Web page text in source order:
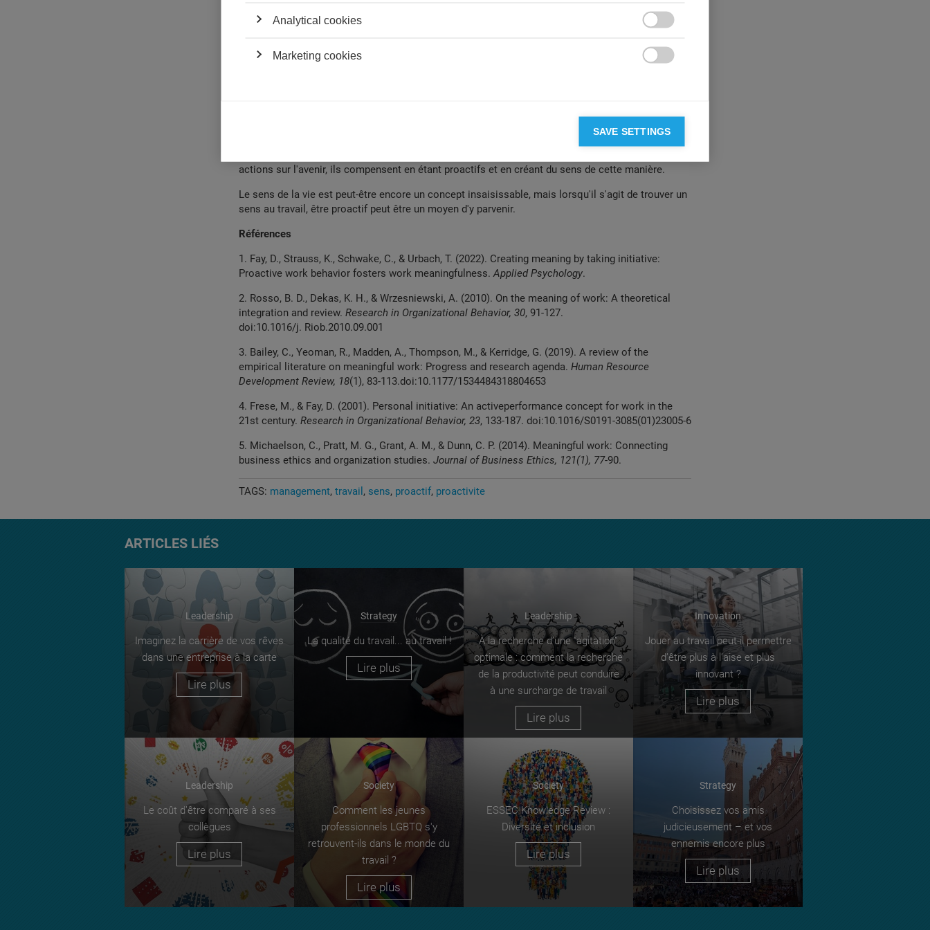
. Au lieu de cela, les managers peuvent encourager les employés à prendre des initiatives et
être réceptifs lorsqu'ils le font.
Être proactif au travail peut donner plus de sens à son travail, même si être proactif n'est pas
sans effets négatifs sur le bien-être. Cela dit, les effets positifs de l'infusion de sens dans le
peut fluctuer, même au quotidien. Comme l'ajoute la professeure Strauss, "le travail qui a du sens
actions sur l'avenir, ils compensent en étant proactifs et en créant du sens de cette manière.
Le sens de la vie est peut-être encore un concept insaisissable, mais lorsqu'il s'agit de trouver un
sens au travail, être proactif peut être un moyen d'y parvenir.
Références
1. Fay, D., Strauss, K., Schwake, C., & Urbach, T. (2022). Creating meaning by taking initiative:
Proactive work behavior fosters work meaningfulness.Applied Psychology.
2. Rosso, B. D., Dekas, K. H., & Wrzesniewski, A. (2010). On the meaning of work: A theoretical
integration and review. Research in Organizational Behavior, 30, 91-127.
doi:10.1016/j. Riob.2010.09.001
3. Bailey, C., Yeoman, R., Madden, A., Thompson, M., & Kerridge, G. (2019). A review of the
empirical literature on meaningful work: Progress and research agenda. Human Resource
Development Review, 18(1), 83-113.doi:10.1177/1534484318804653
4. Frese, M., & Fay, D. (2001). Personal initiative: An activeperformance concept for work in the
21st century. Research in Organizational Behavior, 23, 133-187. doi:10.1016/S0191-3085(01)23005-6
5. Michaelson, C., Pratt, M. G., Grant, A. M., & Dunn, C. P. (2014). Meaningful work: Connecting
business ethics and organization studies. Journal of Business Ethics, 121(1), 77-90.
TAGS: management travail sens proactif proactivite
ARTICLES LIÉS
Leadership
Imaginez la carrière de vos rêves
dans une entreprise à la carte
Lire plus
Strategy
La qualité du travail... au travail !
Lire plus
Leadership
À la recherche d’une “agitation”
optimale : comment la recherche
de la productivité peut conduire
à une surcharge de travail
Lire plus
Innovation
Jouer au travail peut-il permettre
d’être plus à l’aise et plus
innovant ?
Lire plus
Leadership
Le coût d’être comparé à ses
collègues
Lire plus
Society
Comment les jeunes
professionnels LGBTQ s'y
retrouvent-ils dans le monde du
travail ?
Lire plus
Society
ESSEC Knowledge Review :
Diversité et inclusion
Lire plus
Strategy
Choisissez vos amis
judicieusement – et vos
ennemis encore plus
Lire plus
Analytical cookies
Marketing cookies
SAVE SETTINGS